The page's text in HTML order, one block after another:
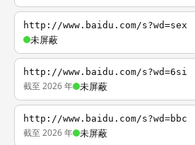
http://www.baidu.com/s?wd=sex
未屏蔽
http://www.baidu.com/s?wd=6si
截至 2026 年 未屏蔽
http://www.baidu.com/s?wd=bbc
截至 2026 年 未屏蔽